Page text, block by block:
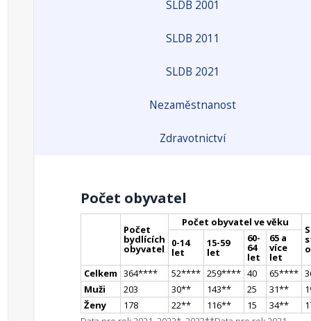
SLDB 2001
SLDB 2011
SLDB 2021
Nezaměstnanost
Zdravotnictví
Počet obyvatel
Počet
bydlících
obyvatel
Počet obyvatel ve věku
0-14
let
15-59
let
60-
64
let
65 a
více
let
Celkem 364**** 52**** 259**** 40 65****
Muži
203 30** 143** 25 31**
Ženy
178 22** 116** 15 34**